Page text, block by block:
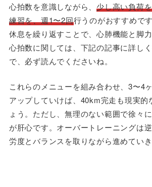
心拍数を意識しながら、少し高い負荷
練習を、週1〜2回行うのがおすすめで
休息を繰り返すことで、心肺機能と脚力
心拍数に関しては、下記の記事に詳し
で、必ず読んでくださいね。
これらのメニューを組み合わせ、3〜4
アップしていけば、40km完走も現実的
ょう。ただし、無理のない範囲で徐々
が肝心です。オーバートレーニングは
労度とバランスを取りながら進めていき